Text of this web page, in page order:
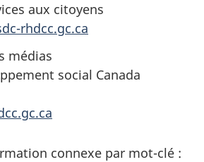
aux citoyens
rhdcc.gc.ca
médias
social Canada
connexe par mot-clé :